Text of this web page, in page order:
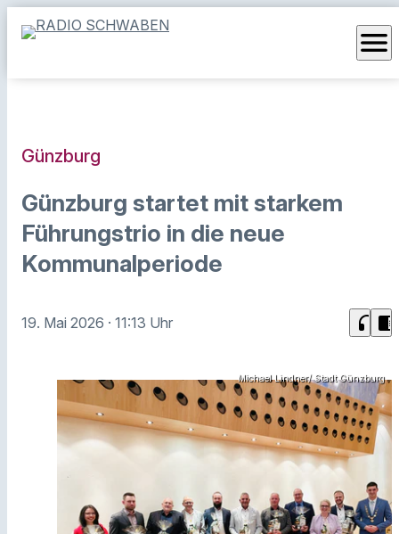
menu
Günzburg
Günzburg startet mit starkem
Führungstrio in die neue
Kommunalperiode
19. Mai 2026 · 11:13 Uhr headphones chrome_reader_mode
Michael Lindner/ Stadt Günzburg